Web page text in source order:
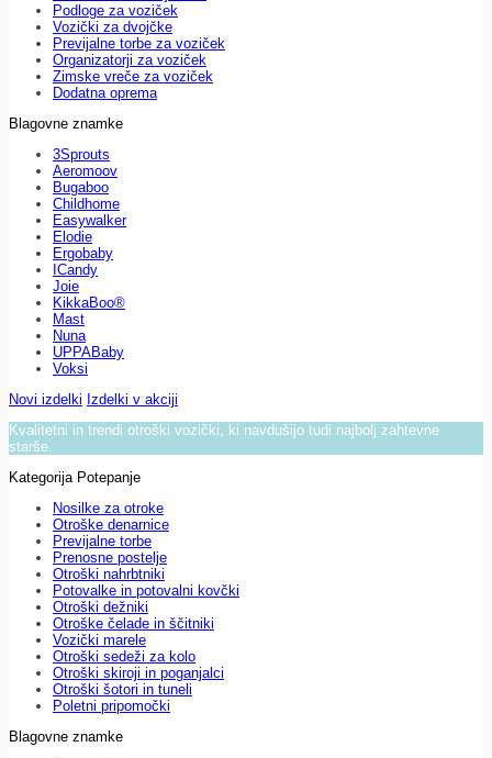
Podloge za voziček
Vozički za dvojčke
Previjalne torbe za voziček
Organizatorji za voziček
Zimske vreče za voziček
Dodatna oprema
Blagovne znamke
3Sprouts
Aeromoov
Bugaboo
Childhome
Easywalker
Elodie
Ergobaby
ICandy
Joie
KikkaBoo®
Mast
Nuna
UPPABaby
Voksi
Novi izdelki Izdelki v akciji
Kvalitetni in trendi otroški vozički, ki navdušijo tudi najbolj zahtevne
starše.
Kategorija Potepanje
Nosilke za otroke
Otroške denarnice
Previjalne torbe
Prenosne postelje
Otroški nahrbtniki
Potovalke in potovalni kovčki
Otroški dežniki
Otroške čelade in ščitniki
Vozički marele
Otroški sedeži za kolo
Otroški skiroji in poganjalci
Otroški šotori in tuneli
Poletni pripomočki
Blagovne znamke